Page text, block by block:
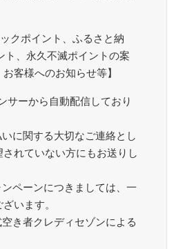
クポイント、ふるさと納
ト、永久不滅ポイントの案
客様へのお知らせ等】
サーから自動配信しており
に関する大切なご連絡とし
れていない方にもお送りし
ペーンにつきましては、一
います。
き者クレディセゾンによる